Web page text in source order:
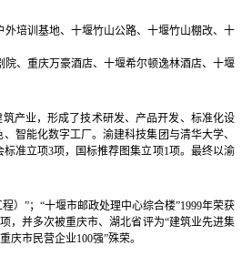
培训基地、十堰竹山公路、十堰竹山棚改、十
、重庆万豪酒店、十堰希尔顿逸林酒店、十堰
产业，形成了技术研发、产品开发、标准化设
智能化数字工厂。渝建科技集团与清华大学、
准立项3项，国标推荐图集立项1项。最终以渝
）”；“十堰市邮政处理中心综合楼”1999年荣获
，并多次被重庆市、湖北省评为“建筑业先进集
市民营企业100强”殊荣。